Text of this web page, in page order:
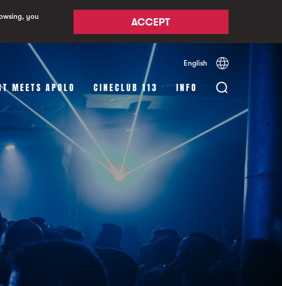
you
ACCEPT
English Español
MEETS APOLO CINECLUB 113 INFO